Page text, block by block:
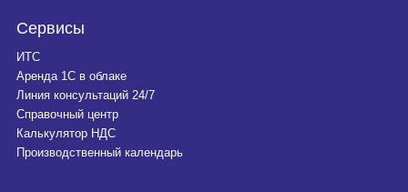
Сервисы
ИТС
Аренда 1С в облаке
Линия консультаций 24/7
Справочный центр
Калькулятор НДС
Производственный календарь